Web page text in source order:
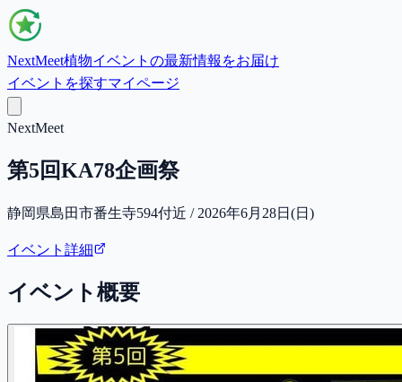
NextMeet植物イベントの最新情報をお届け
イベントを探すマイページ
NextMeet
第5回KA78企画祭
静岡県島田市番生寺594付近 / 2026年6月28日(日)
イベント詳細
イベント概要